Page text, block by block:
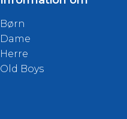
Børn
Dame
Herre
Old Boys